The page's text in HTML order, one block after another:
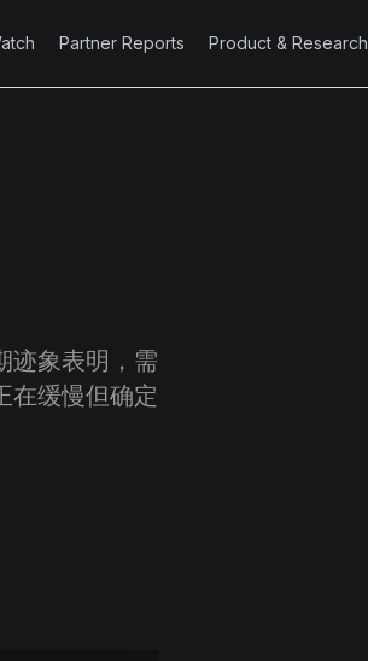
Partner Reports Product & Research
迹象表明，需
在缓慢但确定